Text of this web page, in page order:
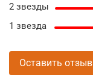
2 звезды
1 звезда
Оставить отзыв